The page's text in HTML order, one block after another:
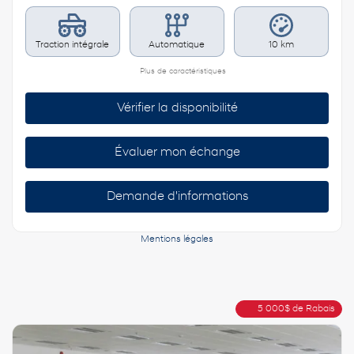
Traction intégrale Automatique 10 km
Plus de caractéristiques
Vérifier la disponibilité
Évaluer mon échange
Demande d'informations
Mentions légales
5 000$ de Rabais